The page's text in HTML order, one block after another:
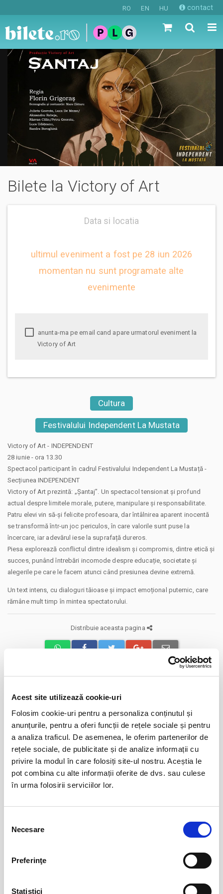
Acest site utilizează cookie-uri
Folosim cookie-uri pentru a personaliza conținutul și
anunțurile, pentru a oferi funcții de rețele sociale și pentru
a analiza traficul. De asemenea, le oferim partenerilor de
rețele sociale, de publicitate și de analize informații cu
privire la modul în care folosiți site-ul nostru. Aceștia le
pot combina cu alte informații oferite de dvs. sau culese
în urma folosirii serviciilor lor.
consimțământului
Necesare
Preferinţe
Statistici
RO EN HU contact
Bilete la Victory of Art
Data si locatia
ultimul eveniment a fost pe 28 iun 2026
momentan nu sunt programate alte
evenimente
Victory of Art
Cultura
Festivalului Independent La Mustata
Victory of Art - INDEPENDENT
28 iunie - ora 13.30
Spectacol participant în cadrul Festivalului Independent La Mustață -
Secțiunea INDEPENDENT
Victory of Art prezintă: „Șantaj”. Un spectacol tensionat și profund
actual despre limitele morale, putere, manipulare și responsabilitate.
Patru elevi vin să-și felicite profesoara, dar întâlnirea aparent inocentă
se transformă într-un joc periculos, în care valorile sunt puse la
încercare, iar adevărul iese la suprafață dureros.
Piesa explorează conflictul dintre idealism și compromis, dintre etică și
succes, punând întrebări incomode despre educație, societate și
alegerile pe care le facem atunci când presiunea devine extremă.
Un text intens, cu dialoguri tăioase și impact emoțional puternic, care
rămâne mult timp în mintea spectatorului.
Distribuie aceasta pagina
Evenimente similare
50 de nuante de gri ale doamnei
Cucu
Bucuresti
BILETE
06
aug
Cerere in casatorie - Compania La Mustata
08
aug